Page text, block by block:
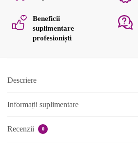
Dark
Beneficii
suplimentare
profesioniști
Descriere
Informații suplimentare
Recenzii 0